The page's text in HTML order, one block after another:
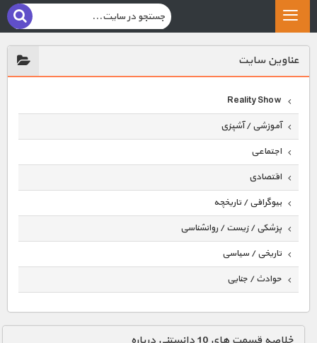
عناوين سايت
Reality Show
آموزشی / آشپزی
اجتماعی
اقتصادی
بیوگرافی / تاریخچه
پزشکی / زیست / روانشناسی
تاریخی / سیاسی
حوادث / جنایی
دنیای خوراکی ها